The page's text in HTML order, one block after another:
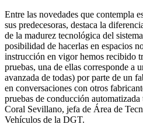
Entre las novedades que contempla
sus predecesoras, destaca la
de la madurez tecnológica del
posibilidad de hacerlas en espacios
instrucción en vigor hemos recibido
pruebas, una de ellas corresponde a
avanzada de todas) por parte de un
en conversaciones con otros
pruebas de conducción
Coral Sevillano, jefa de Área de
Vehículos de la DGT.